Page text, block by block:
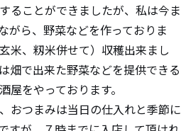
ことができましたが、私は今ま
がら、野菜などを作っておりま
米、籾米併せて）収穫出来まし
畑で出来た野菜などを提供できる
をやっております。
つまみは当日の仕入れと季節に